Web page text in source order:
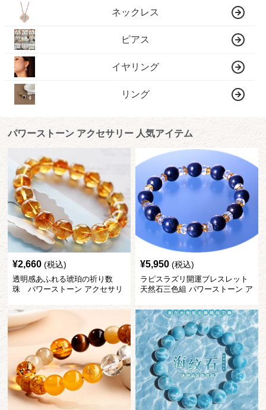
ネックレス
ピアス
イヤリング
リング
パワーストーン アクセサリー 人気アイテム
¥2,660 (税込)
透明感あふれる琥珀の祈り数
珠 パワーストーン アクセサリ
¥5,950 (税込)
ラピスラズリ開運ブレスレット
天然石三色組 パワーストーン ア